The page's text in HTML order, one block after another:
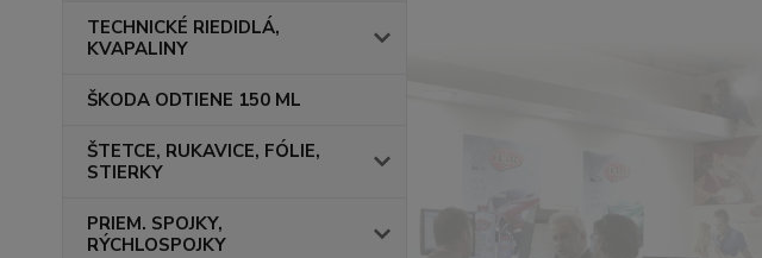
TECHNICKÉ RIEDIDLÁ,
KVAPALINY
ŠKODA ODTIENE 150 ML
ŠTETCE, RUKAVICE, FÓLIE,
STIERKY
PRIEM. SPOJKY,
RÝCHLOSPOJKY